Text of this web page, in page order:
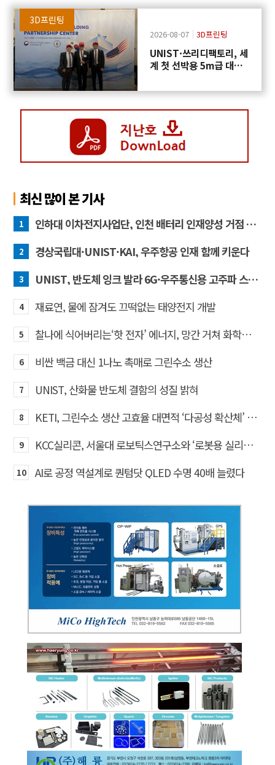
3D프린팅
2026-08-07 3D프린팅
UNIST·쓰리디팩토리, 세
계 첫 선박용 5m급 대형
최신 많이 본 기사
1 인하대 이차전지사업단, 인천 배터리 인재양성 거점 역할 강화
2 경상국립대·UNIST·KAI, 우주항공 인재 함께 키운다
3 UNIST, 반도체 잉크 발라 6G·우주통신용 고주파 스위치 만든다
4 재료연, 물에 잠겨도 끄떡없는 태양전지 개발
5 찰나에 식어버리는‘핫 전자’ 에너지, 망간 거쳐 화학반응에 쓴다
6 비싼 백금 대신 1나노 촉매로 그린수소 생산
7 UNIST, 산화물 반도체 결함의 성질 밝혀
8 KETI, 그린수소 생산 고효율 대면적 ‘다공성 확산체’ 개발
9 KCC실리콘, 서울대 로보틱스연구소와 ‘로봇용 실리콘 소재’ 기술교류
10 AI로 공정 역설계로 퀀텀닷 QLED 수명 40배 늘렸다